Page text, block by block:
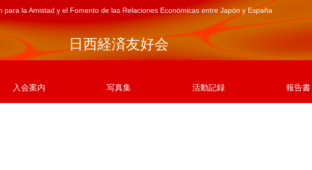
para la Amistad y el Fomento de las Relaciones Económicas entre Japón y España
日西経済友好会
入会案内 写真集 活動記録 報告書